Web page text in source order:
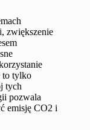
zwiększenie
to tylko
tych
pozwala
emisję CO2 i